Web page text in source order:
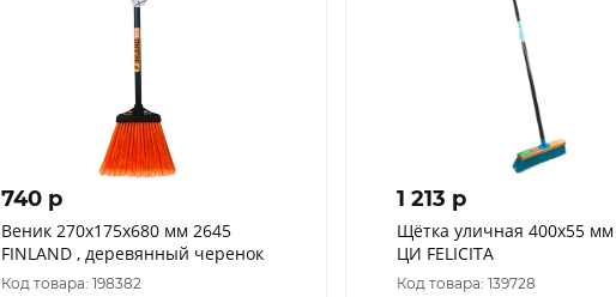
740 p
Веник 270х175х680 мм 2645
FINLAND , деревянный черенок
Код товара: 198382
1 213 p
Щётка уличная 400х55
ЦИ FELICITA
Код товара: 139728